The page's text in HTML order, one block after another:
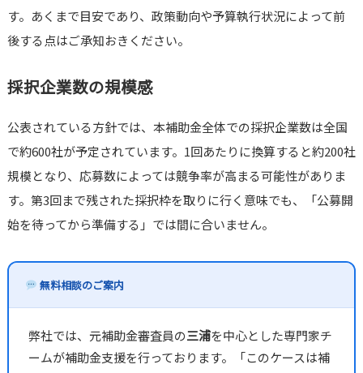
す。あくまで目安であり、政策動向や予算執行状況によって前
後する点はご承知おきください。
採択企業数の規模感
公表されている方針では、本補助金全体での採択企業数は全国
で約600社が予定されています。1回あたりに換算すると約200社
規模となり、応募数によっては競争率が高まる可能性がありま
す。第3回まで残された採択枠を取りに行く意味でも、「公募開
始を待ってから準備する」では間に合いません。
無料相談のご案内
弊社では、元補助金審査員の三浦を中心とした専門家チ
ームが補助金支援を行っております。「このケースは補